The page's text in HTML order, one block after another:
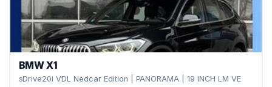
BMW X1
sDrive20i VDL Nedcar Edition | PANORAMA | 19 INCH LM VE